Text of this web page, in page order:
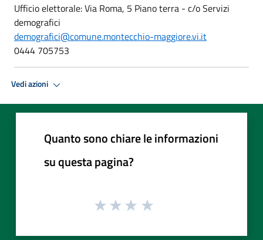
Ufficio elettorale: Via Roma, 5 Piano terra - c/o Servizi
demografici
demografici@comune.montecchio-maggiore.vi.it
0444 705753
Vedi azioni
Quanto sono chiare le informazioni
su questa pagina?